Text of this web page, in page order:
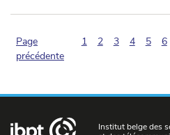
Page
précédente
1 2 3 4 5 6
Institut belge des